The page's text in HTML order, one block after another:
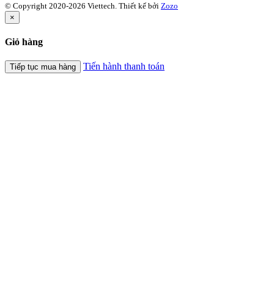
© Copyright 2020-2026 Viettech. Thiết kế bởi Zozo
×
Giỏ hàng
Tiếp tục mua hàng Tiến hành thanh toán